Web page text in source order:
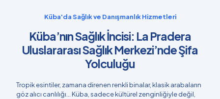
Küba'da Sağlık ve Danışmanlık Hizmetleri
Küba’nın Sağlık İncisi: La Pradera
Uluslararası Sağlık Merkezi’nde Şifa
Yolculuğu
Tropik esintiler, zamana direnen renkli binalar, klasik arabaların
göz alıcı canlılığı… Küba, sadece kültürel zenginliğiyle değil,